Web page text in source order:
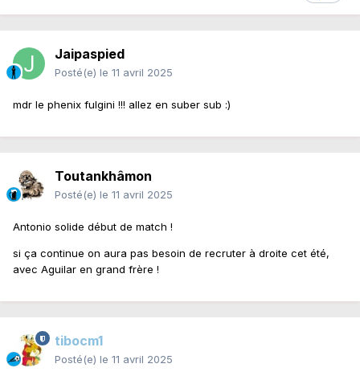
Jaipaspied
Posté(e) le 11 avril 2025
mdr le phenix fulgini !!! allez en suber sub :)
Toutankhâmon
Posté(e) le 11 avril 2025
Antonio solide début de match !
si ça continue on aura pas besoin de recruter à droite cet été,
avec Aguilar en grand frère !
tibocm1
Posté(e) le 11 avril 2025